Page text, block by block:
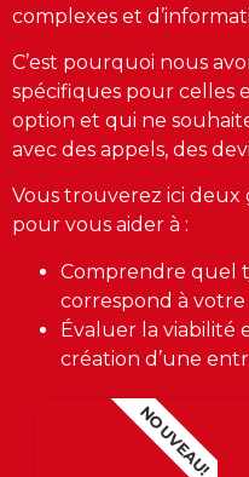
complexes et
C’est pourquoi nous
spécifiques pour celles
option et qui ne
avec des appels, des
Vous trouverez ici
pour vous aider à :
Comprendre quel
correspond à votre
Évaluer la viabilité
création d’une
NOUVEAU!